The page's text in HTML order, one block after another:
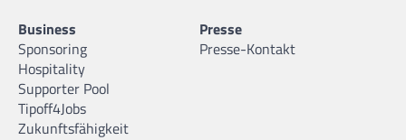
Business
Sponsoring
Hospitality
Supporter Pool
Tipoff4Jobs
Zukunftsfähigkeit
Presse
Presse-Kontakt